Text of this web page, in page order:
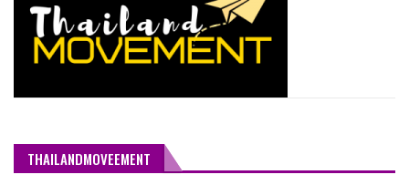
THAILANDMOVEEMENT